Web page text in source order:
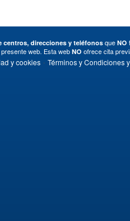
centros, direcciones y teléfonos que NO
web. Esta web NO ofrece cita
y cookies· Términos y Condiciones